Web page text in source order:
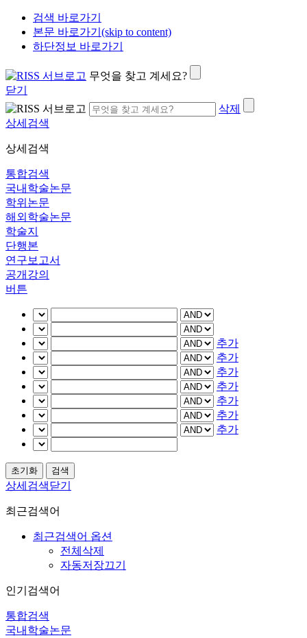
검색 바로가기
본문 바로가기(skip to content)
하단정보 바로가기
무엇을 찾고 계세요?
닫기
삭제
상세검색
상세검색
통합검색
국내학술논문
학위논문
해외학술논문
학술지
단행본
연구보고서
공개강의
버튼
추가
추가
추가
추가
추가
추가
추가
상세검색닫기
최근검색어
최근검색어 옵션
전체삭제
자동저장끄기
인기검색어
통합검색
국내학술논문